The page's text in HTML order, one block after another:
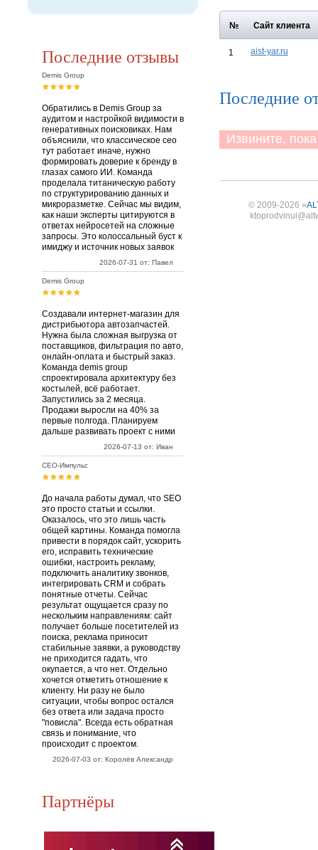
Последние отзывы
Demis Group
Обратились в Demis Group за
аудитом и настройкой видимости в
генеративных поисковиках. Нам
объяснили, что классическое сео
тут работает иначе, нужно
формировать доверие к бренду в
глазах самого ИИ. Команда
проделала титаническую работу
по структурированию данных и
микроразметке. Сейчас мы видим,
как наши эксперты цитируются в
ответах нейросетей на сложные
запросы. Это колоссальный буст к
имиджу и источник новых заявок
2026-07-31 от: Павел
Demis Group
Создавали интернет-магазин для
дистрибьютора автозапчастей.
Нужна была сложная выгрузка от
поставщиков, фильтрация по авто,
онлайн-оплата и быстрый заказ.
Команда demis group
спроектировала архитектуру без
костылей, всё работает.
Запустились за 2 месяца.
Продажи выросли на 40% за
первые полгода. Планируем
дальше развивать проект с ними
2026-07-13 от: Иван
СЕО-Импульс
До начала работы думал, что SEO
это просто статьи и ссылки.
Оказалось, что это лишь часть
общей картины. Команда помогла
привести в порядок сайт, ускорить
его, исправить технические
ошибки, настроить рекламу,
подключить аналитику звонков,
интегрировать CRM и собрать
понятные отчеты. Сейчас
результат ощущается сразу по
нескольким направлениям: сайт
получает больше посетителей из
поиска, реклама приносит
стабильные заявки, а руководству
не приходится гадать, что
окупается, а что нет. Отдельно
хочется отметить отношение к
клиенту. Ни разу не было
ситуации, чтобы вопрос остался
без ответа или задача просто
"повисла". Всегда есть обратная
связь и понимание, что
происходит с проектом.
2026-07-03 от: Королёв Александр
Партнёры
№ Сайт клиента
1 aist-yar.ru
Последние
Извините,
© 2009-2026 «